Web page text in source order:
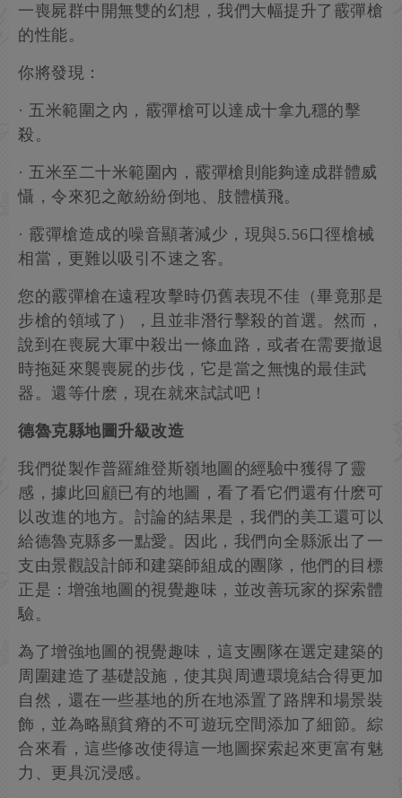
一喪屍群中開無雙的幻想，我們大幅提升了霰彈槍
的性能。
你將發現：
· 五米範圍之內，霰彈槍可以達成十拿九穩的擊
殺。
· 五米至二十米範圍內，霰彈槍則能夠達成群體威
懾，令來犯之敵紛紛倒地、肢體橫飛。
· 霰彈槍造成的噪音顯著減少，現與5.56口徑槍械
相當，更難以吸引不速之客。
您的霰彈槍在遠程攻擊時仍舊表現不佳（畢竟那是
步槍的領域了），且並非潛行擊殺的首選。然而，
說到在喪屍大軍中殺出一條血路，或者在需要撤退
時拖延來襲喪屍的步伐，它是當之無愧的最佳武
器。還等什麽，現在就來試試吧！
德魯克縣地圖升級改造
我們從製作普羅維登斯嶺地圖的經驗中獲得了靈
感，據此回顧已有的地圖，看了看它們還有什麽可
以改進的地方。討論的結果是，我們的美工還可以
給德魯克縣多一點愛。因此，我們向全縣派出了一
支由景觀設計師和建築師組成的團隊，他們的目標
正是：增強地圖的視覺趣味，並改善玩家的探索體
驗。
為了增強地圖的視覺趣味，這支團隊在選定建築的
周圍建造了基礎設施，使其與周遭環境結合得更加
自然，還在一些基地的所在地添置了路牌和場景裝
飾，並為略顯貧瘠的不可遊玩空間添加了細節。綜
合來看，這些修改使得這一地圖探索起來更富有魅
力、更具沉浸感。